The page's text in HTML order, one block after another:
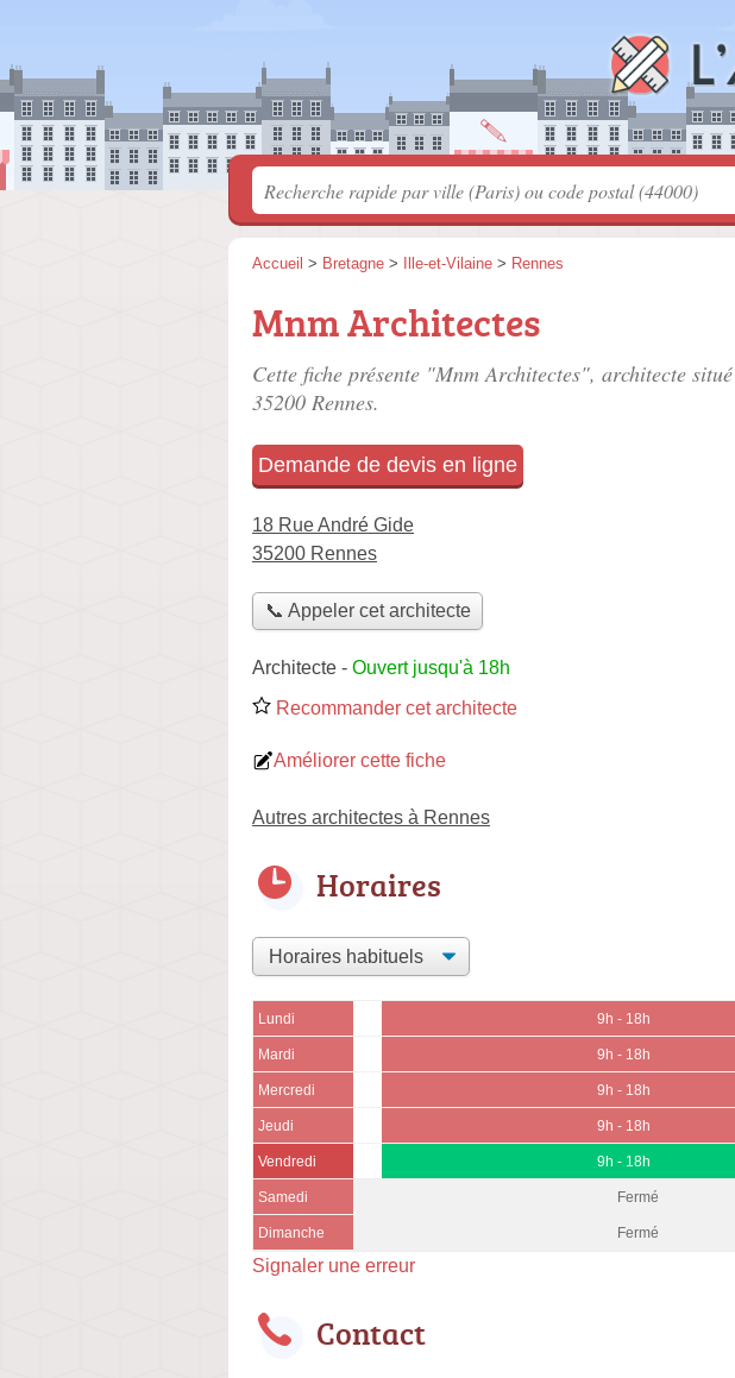
Accueil > Bretagne > Ille-et-Vilaine > Rennes
Mnm Architectes
Cette fiche présente "Mnm Architectes", architecte situé
35200 Rennes.
Demande de devis en ligne
18 Rue André Gide
35200 Rennes
📞 Appeler cet architecte
Architecte - Ouvert jusqu'à 18h
Recommander cet architecte
Améliorer cette fiche
Autres architectes à Rennes
Horaires
Lundi 9h - 18h
Mardi 9h - 18h
Mercredi 9h - 18h
Jeudi 9h - 18h
Vendredi 9h - 18h
Samedi Fermé
Dimanche Fermé
Signaler une erreur
Contact